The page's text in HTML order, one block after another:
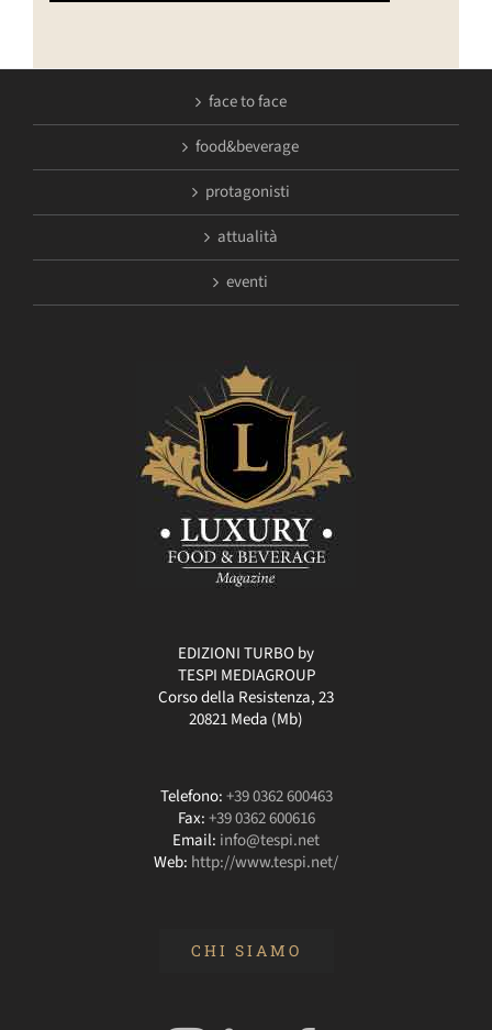
face to face
food&beverage
protagonisti
attualità
eventi
EDIZIONI TURBO by
TESPI MEDIAGROUP
Corso della Resistenza, 23
20821 Meda (Mb)
Telefono:+39 0362 600463
Fax:+39 0362 600616
Email: info@tespi.net
Web: http://www.tespi.net/
CHI SIAMO